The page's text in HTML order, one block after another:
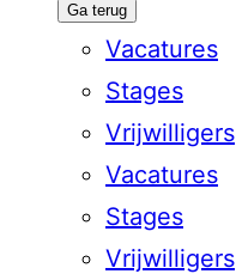
Ga terug
Vacatures
Stages
Vrijwilligers
Vacatures
Stages
Vrijwilligers